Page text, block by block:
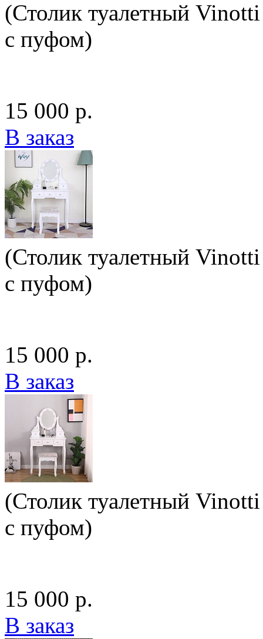
(Столик туалетный
с пуфом)
15 000 р.
В заказ
(Столик туалетный
с пуфом)
15 000 р.
В заказ
(Столик туалетный
с пуфом)
15 000 р.
В заказ